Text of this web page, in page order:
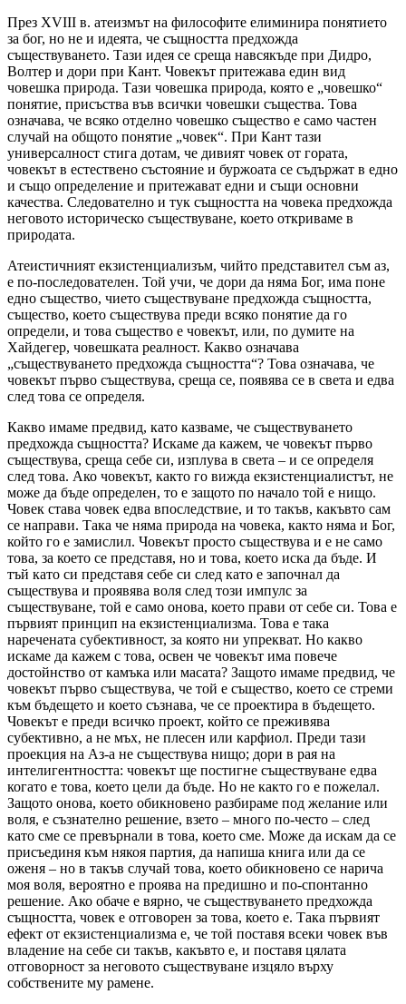
През XVIII в. атеизмът на философите елиминира понятието
за бог, но не и идеята, че същността предхожда
съществуването. Тази идея се среща навсякъде при Дидро,
Волтер и дори при Кант. Човекът притежава един вид
човешка природа. Тази човешка природа, която е „човешко“
понятие, присъства във всички човешки същества. Това
означава, че всяко отделно човешко същество е само частен
случай на общото понятие „човек“. При Кант тази
универсалност стига дотам, че дивият човек от гората,
човекът в естествено състояние и буржоата се съдържат в едно
и също определение и притежават едни и същи основни
качества. Следователно и тук същността на човека предхожда
неговото историческо съществуване, което откриваме в
природата.
Атеистичният екзистенциализъм, чийто представител съм аз,
е по-последователен. Той учи, че дори да няма Бог, има поне
едно същество, чието съществуване предхожда същността,
същество, което съществува преди всяко понятие да го
определи, и това същество е човекът, или, по думите на
Хайдегер, човешката реалност. Какво означава
„съществуването предхожда същността“? Това означава, че
човекът първо съществува, среща се, появява се в света и едва
след това се определя.
Какво имаме предвид, като казваме, че съществуването
предхожда същността? Искаме да кажем, че човекът първо
съществува, среща себе си, изплува в света – и се определя
след това. Ако човекът, както го вижда екзистенциалистът, не
може да бъде определен, то е защото по начало той е нищо.
Човек става човек едва впоследствие, и то такъв, какъвто сам
се направи. Така че няма природа на човека, както няма и Бог,
който го е замислил. Човекът просто съществува и е не само
това, за което се представя, но и това, което иска да бъде. И
тъй като си представя себе си след като е започнал да
съществува и проявява воля след този импулс за
съществуване, той е само онова, което прави от себе си. Това е
първият принцип на екзистенциализма. Това е така
наречената субективност, за която ни упрекват. Но какво
искаме да кажем с това, освен че човекът има повече
достойнство от камъка или масата? Защото имаме предвид, че
човекът първо съществува, че той е същество, което се стреми
към бъдещето и което съзнава, че се проектира в бъдещето.
Човекът е преди всичко проект, който се преживява
субективно, а не мъх, не плесен или карфиол. Преди тази
проекция на Аз-а не съществува нищо; дори в рая на
интелигентността: човекът ще постигне съществуване едва
когато е това, което цели да бъде. Но не както го е пожелал.
Защото онова, което обикновено разбираме под желание или
воля, е съзнателно решение, взето – много по-често – след
като сме се превърнали в това, което сме. Може да искам да се
присъединя към някоя партия, да напиша книга или да се
оженя – но в такъв случай това, което обикновено се нарича
моя воля, вероятно е проява на предишно и по-спонтанно
решение. Ако обаче е вярно, че съществуването предхожда
същността, човек е отговорен за това, което е. Така първият
ефект от екзистенциализма е, че той поставя всеки човек във
владение на себе си такъв, какъвто е, и поставя цялата
отговорност за неговото съществуване изцяло върху
собствените му рамене.